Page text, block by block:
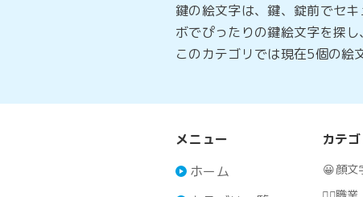
鍵の絵文字は、鍵、錠前でセ
ボでぴったりの鍵絵文字を探
このカテゴリでは現在5個の絵
メニュー
ホーム
カテ
😀顔文